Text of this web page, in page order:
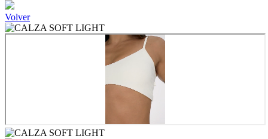
Volver